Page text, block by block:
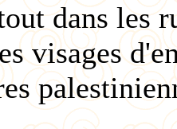
dans les
visages